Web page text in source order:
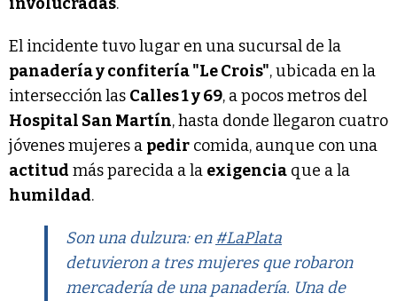
El incidente tuvo lugar en una sucursal de la
panadería y confitería "Le Crois", ubicada en la
intersección las Calles 1 y 69, a pocos metros del
Hospital San Martín, hasta donde llegaron cuatro
jóvenes mujeres a pedir comida, aunque con una
actitud más parecida a la exigencia que a la
humildad.
Son una dulzura: en #LaPlata
detuvieron a tres mujeres que robaron
mercadería de una panadería. Una de